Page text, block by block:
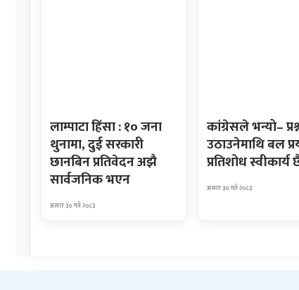
लाम्पाटा हिंसा : १० जना
थुनामा, दुई सरकारी
छानबिन प्रतिवेदन अझै
सार्वजनिक भएन
असार ३० गते २०८३
कांग्रेसले भन्यो–
उठाउनेमाथि बल
प्रतिशोध
असार ३० गते २०८३